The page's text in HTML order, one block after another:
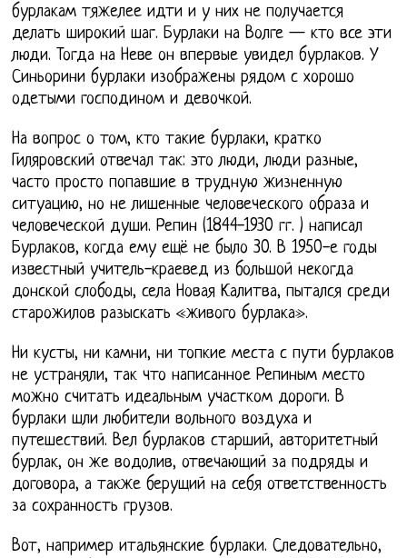
бурлакам тяжелее идти и у них не получается
делать широкий шаг. Бурлаки на Волге — кто все эти
люди. Тогда на Неве он впервые увидел бурлаков. У
Синьорини бурлаки изображены рядом с хорошо
одетыми господином и девочкой.
На вопрос о том, кто такие бурлаки, кратко
Гиляровский отвечал так: это люди, люди разные,
часто просто попавшие в трудную жизненную
ситуацию, но не лишенные человеческого образа и
человеческой души. Репин (1844-1930 гг. ) написал
Бурлаков, когда ему ещё не было 30. В 1950-е годы
известный учитель-краевед из большой некогда
донской слободы, села Новая Калитва, пытался среди
старожилов разыскать «живого бурлака».
Ни кусты, ни камни, ни топкие места с пути бурлаков
не устраняли, так что написанное Репиным место
можно считать идеальным участком дороги. В
бурлаки шли любители вольного воздуха и
путешествий. Вел бурлаков старший, авторитетный
бурлак, он же водолив, отвечающий за подряды и
договора, а также берущий на себя ответственность
за сохранность грузов.
Вот, например итальянские бурлаки. Следовательно,